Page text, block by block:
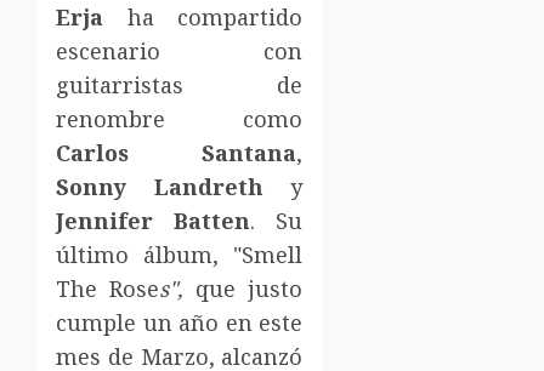
Erja ha compartido
escenario con
guitarristas de
renombre como
Carlos Santana,
Sonny Landreth y
Jennifer Batten. Su
último álbum, "Smell
The Roses", que justo
cumple un año en este
mes de Marzo, alcanzó